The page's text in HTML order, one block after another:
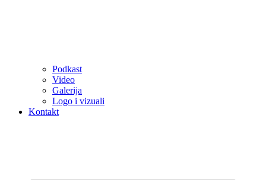
Podkast
Video
Galerija
Logo i vizuali
Kontakt